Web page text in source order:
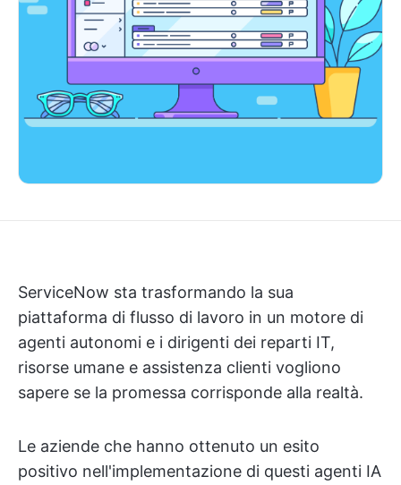
ServiceNow sta trasformando la sua
piattaforma di flusso di lavoro in un motore di
agenti autonomi e i dirigenti dei reparti IT,
risorse umane e assistenza clienti vogliono
sapere se la promessa corrisponde alla realtà.
Le aziende che hanno ottenuto un esito
positivo nell'implementazione di questi agenti IA